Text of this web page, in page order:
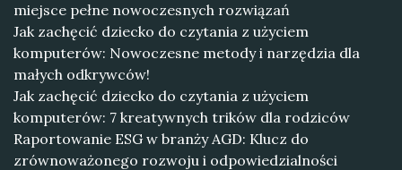
miejsce pełne nowoczesnych rozwiązań
Jak zachęcić dziecko do czytania z użyciem
komputerów: Nowoczesne metody i narzędzia dla
małych odkrywców!
Jak zachęcić dziecko do czytania z użyciem
komputerów: 7 kreatywnych trików dla rodziców
Raportowanie ESG w branży AGD: Klucz do
zrównoważonego rozwoju i odpowiedzialności